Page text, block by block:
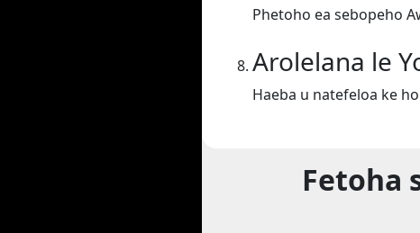
Phetoho ea sebopeho
Arolelana le
Haeba u natefeloa ke
Fetoha